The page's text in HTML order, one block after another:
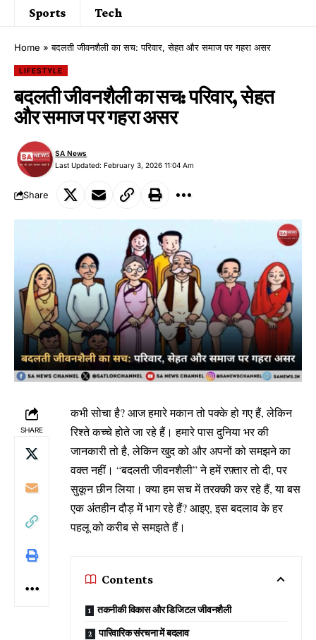
Sports
Tech
Home »बदलती जीवनशैली का सच: परिवार, सेहत और समाज पर गहरा असर
LIFESTYLE
बदलती जीवनशैली का सच: परिवार, सेहत
और समाज पर गहरा असर
Last Updated: February 3, 2026 11:04 Am
SA News
Share
SHARE
कभी सोचा है? आज हमारे मकान तो पक्के हो गए हैं, लेकिन
रिश्ते कच्चे होते जा रहे हैं। हमारे पास दुनिया भर की
जानकारी तो है, लेकिन खुद को और अपनों को समझने का
वक्त नहीं। “बदलती जीवनशैली” ने हमें रफ़्तार तो दी, पर
सुकून छीन लिया। क्या हम सच में तरक्की कर रहे हैं, या बस
एक अंतहीन दौड़ में भाग रहे हैं? आइए, इस बदलाव के हर
पहलू को करीब से समझते हैं।
Contents
तकनीकी विकास और डिजिटल जीवनशैली
पारिवारिक संरचना में बदलाव